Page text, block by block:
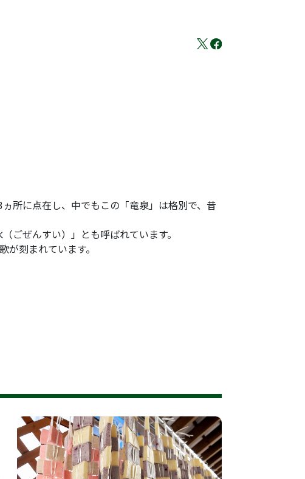
所に点在し、中でもこの「竜泉」は格別で、昔
ごぜんすい）」とも呼ばれています。
刻まれています。